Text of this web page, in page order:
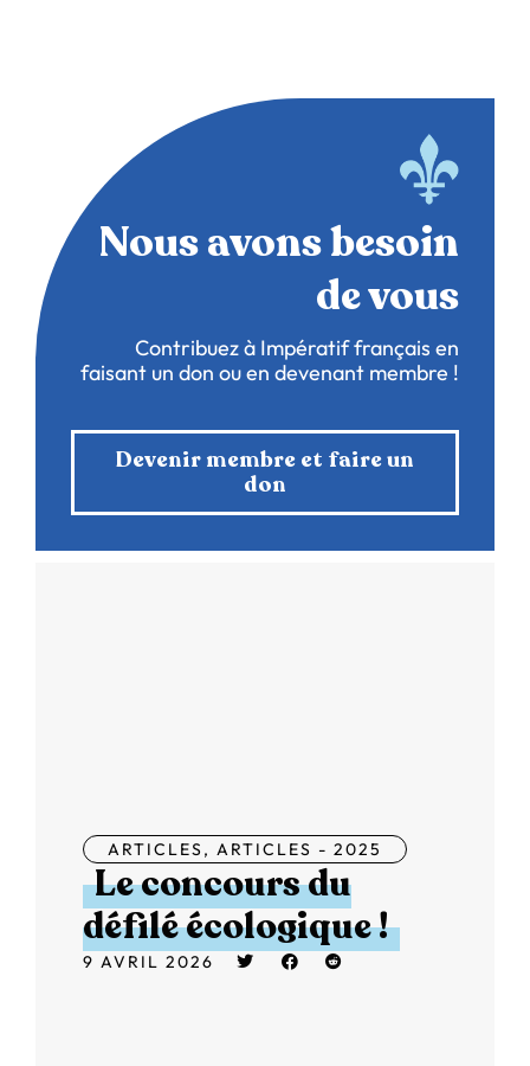
Nous avons besoin
de vous
Contribuez à Impératif français en
faisant un don ou en devenant membre !
Devenir membre et faire un
don
ARTICLES, ARTICLES - 2025
Le concours du
défilé écologique !
9 AVRIL 2026